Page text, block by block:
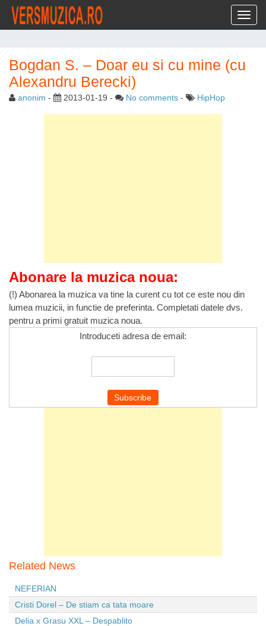
Bogdan S. – Doar eu si cu mine (cu
Alexandru Berecki)
anonim - 2013-01-19 - No comments - HipHop
Abonare la muzica noua:
(!) Abonarea la muzica va tine la curent cu tot ce este nou din
lumea muzicii, in functie de preferinta. Completati datele dvs.
pentru a primi gratuit muzica noua.
Introduceti adresa de email:
Related News
NEFERIAN
Cristi Dorel – De stiam ca tata moare
Delia x Grasu XXL – Despablito